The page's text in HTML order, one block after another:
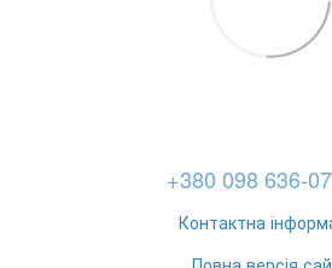
+380 098 636-
Контактна